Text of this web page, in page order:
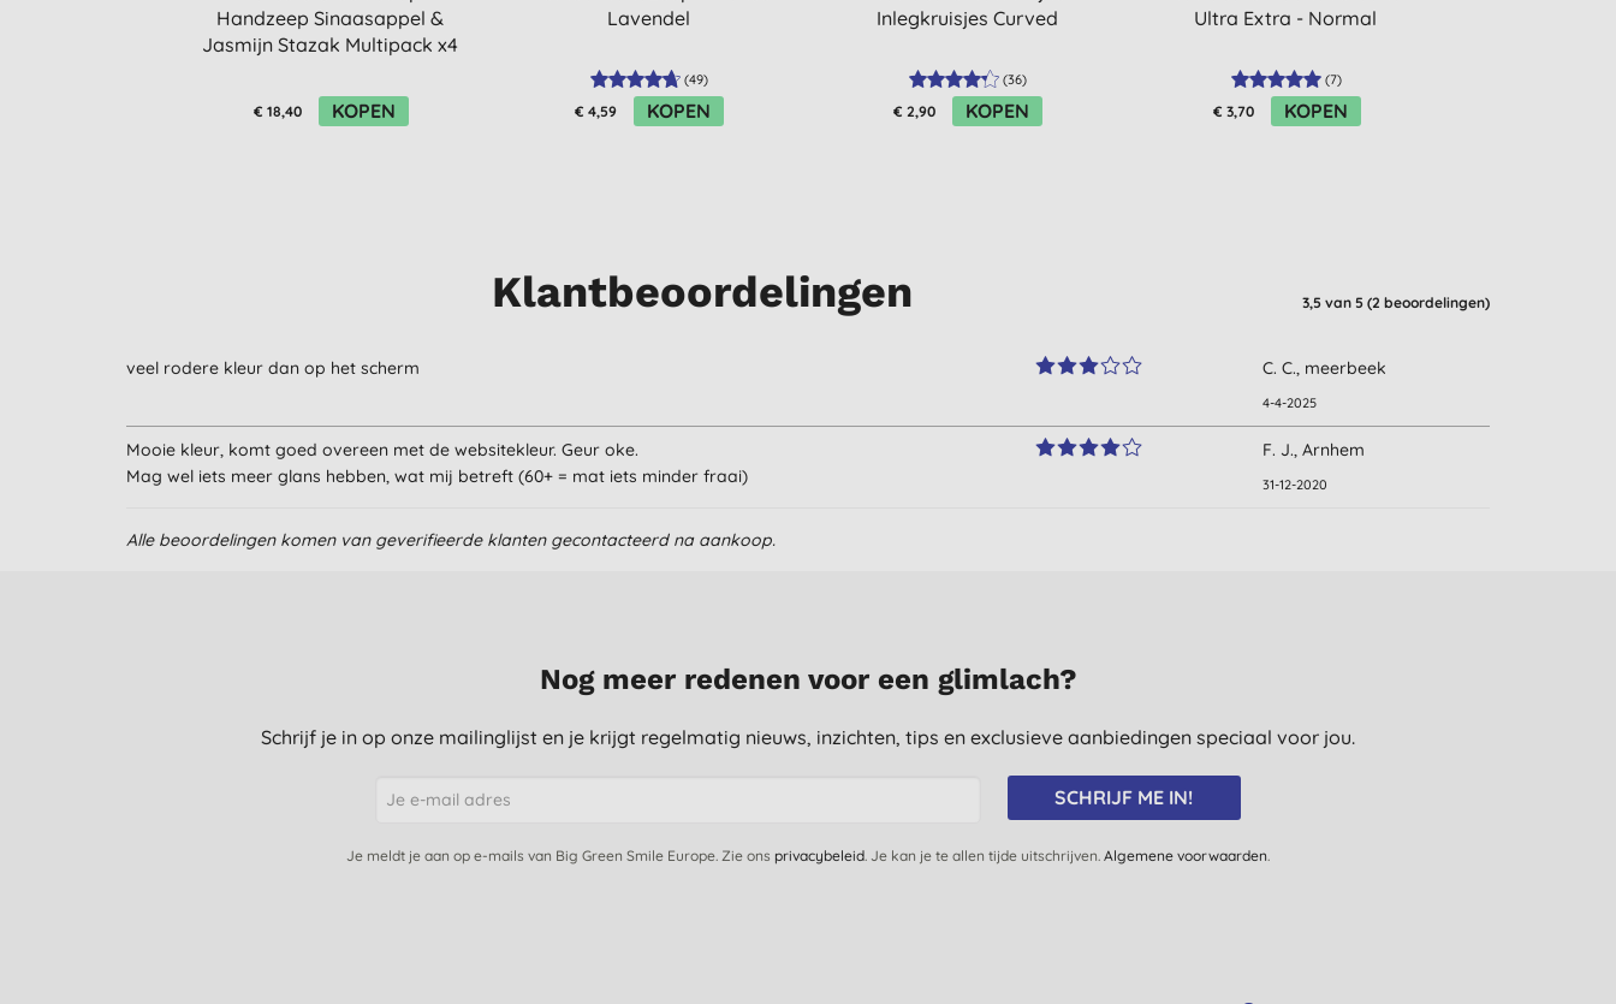
Handzeep Sinaasappel &
Jasmijn Stazak Multipack x4
€ 18,40 KOPEN
Lavendel
(49)
€ 4,59 KOPEN
Inlegkruisjes Curved
(36)
€ 2,90 KOPEN
Ultra Extra - Normal
(7)
€ 3,70 KOPEN
Klantbeoordelingen 3,5 van 5 (2 beoordelingen)
veel rodere kleur dan op het scherm C. C., meerbeek
4-4-2025
Mooie kleur, komt goed overeen met de websitekleur. Geur oke.
Mag wel iets meer glans hebben, wat mij betreft (60+ = mat iets minder fraai)
F. J., Arnhem
31-12-2020
Alle beoordelingen komen van geverifieerde klanten gecontacteerd na aankoop.
Nog meer redenen voor een glimlach?
Schrijf je in op onze mailinglijst en je krijgt regelmatig nieuws, inzichten, tips en exclusieve aanbiedingen speciaal voor jou.
SCHRIJF ME IN!
Je meldt je aan op e-mails van Big Green Smile Europe. Zie ons privacybeleid. Je kan je te allen tijde uitschrijven. Algemene voorwaarden.